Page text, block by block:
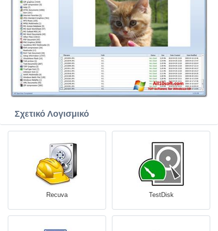
Σχετικό Λογισμικό
Recuva TestDisk